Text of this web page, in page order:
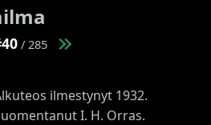
/ 285
ilmestynyt 1932.
I. H. Orras.